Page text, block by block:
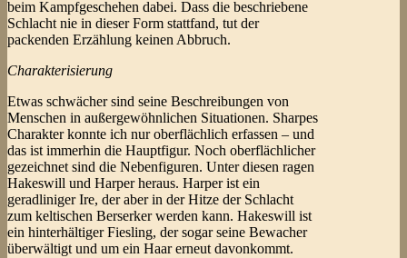
beim Kampfgeschehen dabei. Dass die beschriebene
Schlacht nie in dieser Form stattfand, tut der
packenden Erzählung keinen Abbruch.
Charakterisierung
Etwas schwächer sind seine Beschreibungen von
Menschen in außergewöhnlichen Situationen. Sharpes
Charakter konnte ich nur oberflächlich erfassen – und
das ist immerhin die Hauptfigur. Noch oberflächlicher
gezeichnet sind die Nebenfiguren. Unter diesen ragen
Hakeswill und Harper heraus. Harper ist ein
geradliniger Ire, der aber in der Hitze der Schlacht
zum keltischen Berserker werden kann. Hakeswill ist
ein hinterhältiger Fiesling, der sogar seine Bewacher
überwältigt und um ein Haar erneut davonkommt.